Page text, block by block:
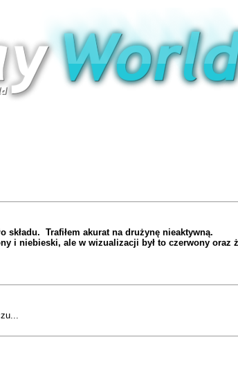
składu. Trafiłem akurat na drużynę nieaktywną.
i niebieski, ale w wizualizacji był to czerwony oraz